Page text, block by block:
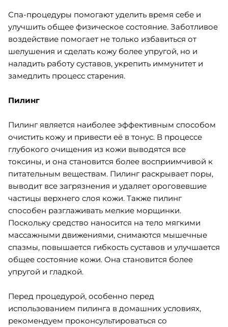
Спа-процедуры помогают уделить время себе и
улучшить общее физическое состояние. Заботливое
воздействие помогает не только избавиться от
шелушения и сделать кожу более упругой, но и
наладить работу суставов, укрепить иммунитет и
замедлить процесс старения.
Пилинг
Пилинг является наиболее эффективным способом
очистить кожу и привести её в тонус. В процессе
глубокого очищения из кожи выводятся все
токсины, и она становится более восприимчивой к
питательным веществам. Пилинг раскрывает поры,
выводит все загрязнения и удаляет ороговевшие
частицы верхнего слоя кожи. Также пилинг
способен разглаживать мелкие морщинки.
Поскольку средство наносится на тело мягкими
массажными движениями, снимаются мышечные
спазмы, повышается гибкость суставов и улучшается
общее состояние кожи. Она становится более
упругой и гладкой.
Перед процедурой, особенно перед
использованием пилинга в домашних условиях,
рекомендуем проконсультироваться со